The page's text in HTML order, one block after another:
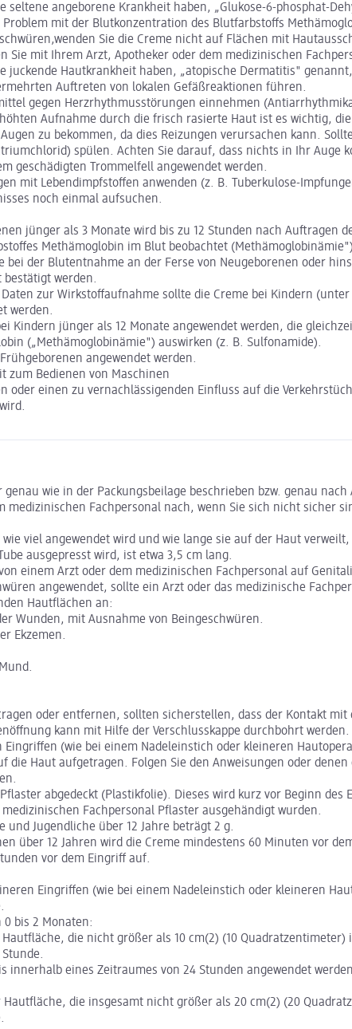
seltene angeborene Krankheit haben, „Glukose-6-phosphat-
mit der Blutkonzentration des Blutfarbstoffs
Sie die Creme nicht auf Flächen mit
Sie mit Ihrem Arzt, Apotheker oder dem medizinischen
juckende Hautkrankheit haben, „atopische Dermatitis"
Auftreten von lokalen Gefäßreaktionen führen.
gegen Herzrhythmusstörungen einnehmen
Aufnahme durch die frisch rasierte Haut ist es wichtig,
zu bekommen, da dies Reizungen verursachen kann.
spülen. Achten Sie darauf, dass nichts in Ihr Auge
geschädigten Trommelfell angewendet werden.
mit Lebendimpfstoffen anwenden (z. B. Tuberkulose-
noch einmal aufsuchen.
jünger als 3 Monate wird bis zu 12 Stunden nach
Methämoglobin im Blut beobachtet
bei der Blutentnahme an der Ferse von Neugeborenen oder
werden.
zur Wirkstoffaufnahme sollte die Creme bei Kindern
werden.
Kindern jünger als 12 Monate angewendet werden, die
(„Methämoglobinämie") auswirken (z. B. Sulfonamide).
angewendet werden.
zum Bedienen von Maschinen
oder einen zu vernachlässigenden Einfluss auf die
wie in der Packungsbeilage beschrieben bzw. genau
medizinischen Fachpersonal nach, wenn Sie sich nicht sicher
viel angewendet wird und wie lange sie auf der Haut
ausgepresst wird, ist etwa 3,5 cm lang.
einem Arzt oder dem medizinischen Fachpersonal auf
angewendet, sollte ein Arzt oder das medizinische
Hautflächen an:
Wunden, mit Ausnahme von Beingeschwüren.
Ekzemen.
oder entfernen, sollten sicherstellen, dass der Kontakt
kann mit Hilfe der Verschlusskappe durchbohrt werden.
(wie bei einem Nadeleinstich oder kleineren
die Haut aufgetragen. Folgen Sie den Anweisungen oder
abgedeckt (Plastikfolie). Dieses wird kurz vor Beginn
Fachpersonal Pflaster ausgehändigt wurden.
und Jugendliche über 12 Jahre beträgt 2 g.
über 12 Jahren wird die Creme mindestens 60 Minuten vor
vor dem Eingriff auf.
Eingriffen (wie bei einem Nadeleinstich oder kleineren
0 bis 2 Monaten:
Hautfläche, die nicht größer als 10 cm(2) (10 Quadratzentimeter)
innerhalb eines Zeitraumes von 24 Stunden angewendet
Hautfläche, die insgesamt nicht größer als 20 cm(2) (20